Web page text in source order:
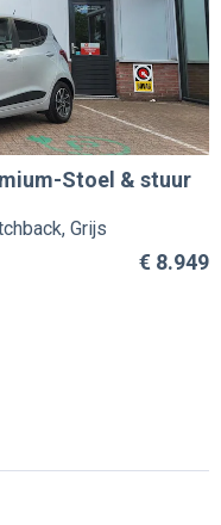
Stoel & stuur
Grijs
€ 8.949